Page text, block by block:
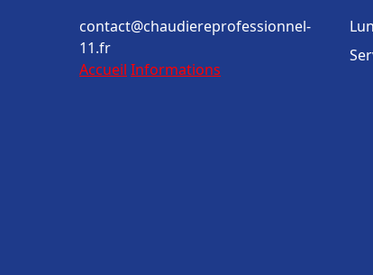
contact@chaudiereprofessionnel-
11.fr
Accueil Informations